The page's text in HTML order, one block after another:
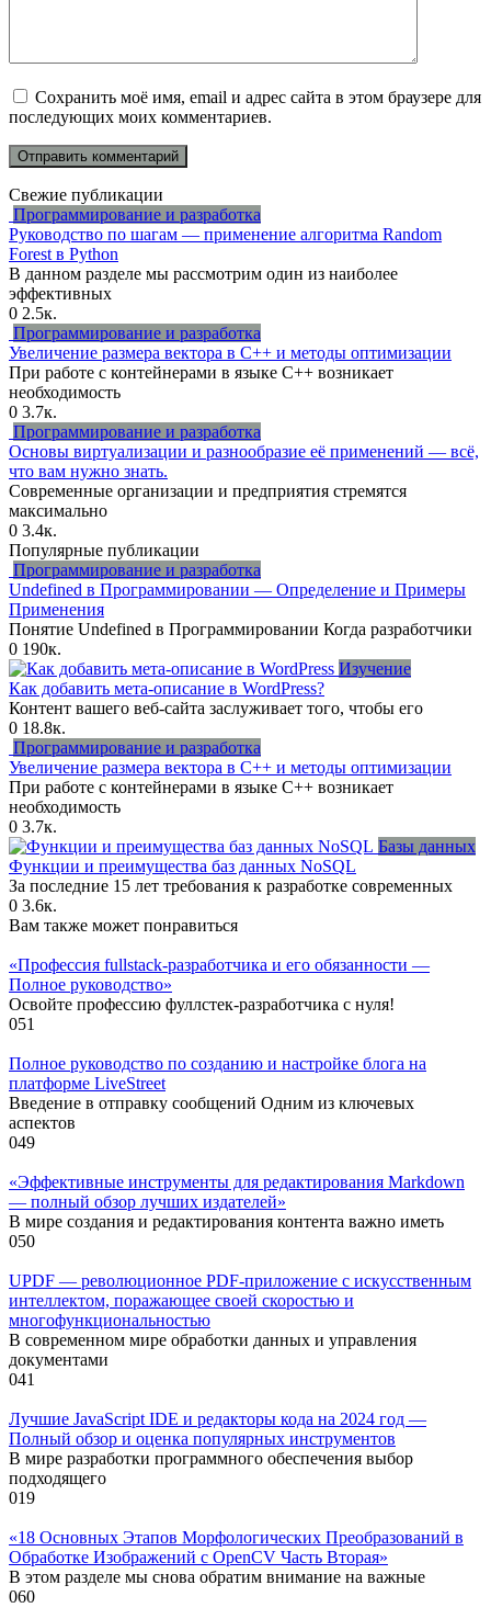
Сохранить моё имя, email и адрес сайта в этом браузере для
последующих моих комментариев.
Свежие публикации
Программирование и разработка
Руководство по шагам — применение алгоритма Random
Forest в Python
В данном разделе мы рассмотрим один из наиболее
эффективных
0 2.5к.
Программирование и разработка
Увеличение размера вектора в C++ и методы оптимизации
При работе с контейнерами в языке C++ возникает
необходимость
0 3.7к.
Программирование и разработка
Основы виртуализации и разнообразие её применений — всё,
что вам нужно знать.
Современные организации и предприятия стремятся
максимально
0 3.4к.
Популярные публикации
Программирование и разработка
Undefined в Программировании — Определение и Примеры
Применения
Понятие Undefined в Программировании Когда разработчики
0 190к.
Изучение
Как добавить мета-описание в WordPress?
Контент вашего веб-сайта заслуживает того, чтобы его
0 18.8к.
Программирование и разработка
Увеличение размера вектора в C++ и методы оптимизации
При работе с контейнерами в языке C++ возникает
необходимость
0 3.7к.
Базы данных
Функции и преимущества баз данных NoSQL
За последние 15 лет требования к разработке современных
0 3.6к.
Вам также может понравиться
«Профессия fullstack-разработчика и его обязанности —
Полное руководство»
Освойте профессию фуллстек-разработчика с нуля!
051
Полное руководство по созданию и настройке блога на
платформе LiveStreet
Введение в отправку сообщений Одним из ключевых
аспектов
049
«Эффективные инструменты для редактирования Markdown
— полный обзор лучших издателей»
В мире создания и редактирования контента важно иметь
050
UPDF — революционное PDF-приложение с искусственным
интеллектом, поражающее своей скоростью и
многофункциональностью
В современном мире обработки данных и управления
документами
041
Лучшие JavaScript IDE и редакторы кода на 2024 год —
Полный обзор и оценка популярных инструментов
В мире разработки программного обеспечения выбор
подходящего
019
«18 Основных Этапов Морфологических Преобразований в
Обработке Изображений с OpenCV Часть Вторая»
В этом разделе мы снова обратим внимание на важные
060